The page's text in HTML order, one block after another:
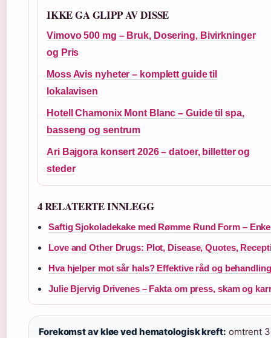
IKKE GA GLIPP AV DISSE
Vimovo 500 mg – Bruk, Dosering, Bivirkninger
og Pris
Moss Avis nyheter – komplett guide til
lokalavisen
Hotell Chamonix Mont Blanc – Guide til spa,
basseng og sentrum
Ari Bajgora konsert 2026 – datoer, billetter og
steder
4 RELATERTE INNLEGG
Saftig Sjokoladekake med Rømme Rund Form –
Love and Other Drugs: Plot, Disease, Quotes,
Hva hjelper mot sår hals? Effektive råd og behandling
Julie Bjervig Drivenes – Fakta om press, skam og
Forekomst av kløe ved hematologisk kreft: omtrent